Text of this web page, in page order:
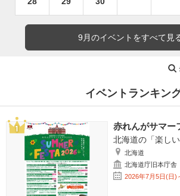
9月のイベントをすべて見
イベントランキン
赤れんがサマー
北海道の「楽し
北海道
北海道庁旧本庁舎
2026年7月5日(日)